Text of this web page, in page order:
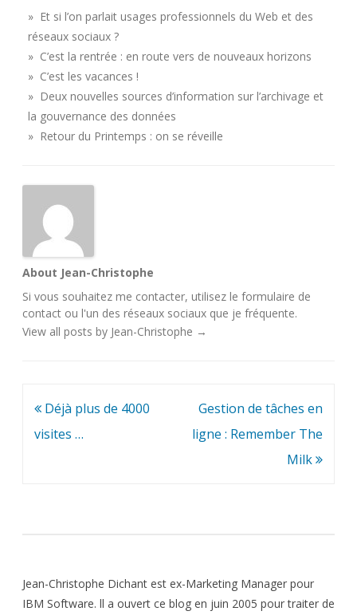
» Et si l’on parlait usages professionnels du Web et des
réseaux sociaux ?
» C’est la rentrée : en route vers de nouveaux horizons
» C’est les vacances !
» Deux nouvelles sources d’information sur l’archivage et
la gouvernance des données
» Retour du Printemps : on se réveille
About Jean-Christophe
Si vous souhaitez me contacter, utilisez le formulaire de
contact ou l'un des réseaux sociaux que je fréquente.
View all posts by Jean-Christophe →
Navigation
de
Déjà plus de 4000
visites …
Gestion de tâches en
ligne : Remember The
Milk
Jean-Christophe Dichant est ex-Marketing Manager pour
IBM Software. ll a ouvert ce blog en juin 2005 pour traiter de